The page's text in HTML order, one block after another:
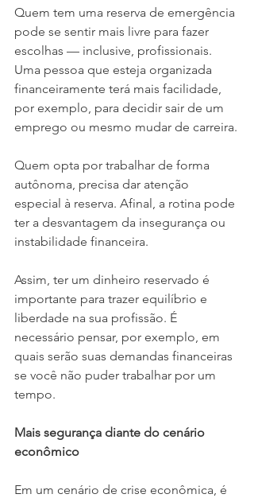
Quem tem uma reserva de emergência
pode se sentir mais livre para fazer
escolhas — inclusive, profissionais.
Uma pessoa que esteja organizada
financeiramente terá mais facilidade,
por exemplo, para decidir sair de um
emprego ou mesmo mudar de carreira.
Quem opta por trabalhar de forma
autônoma, precisa dar atenção
especial à reserva. Afinal, a rotina pode
ter a desvantagem da insegurança ou
instabilidade financeira.
Assim, ter um dinheiro reservado é
importante para trazer equilíbrio e
liberdade na sua profissão. É
necessário pensar, por exemplo, em
quais serão suas demandas financeiras
se você não puder trabalhar por um
tempo.
Mais segurança diante do cenário
econômico
Em um cenário de crise econômica, é